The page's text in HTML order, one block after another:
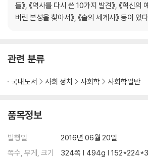
들》, 《역사를 다시 쓴 10가지 발견》, 《혁신의
버린 본성을 찾아서》, 《술의 세계사》 등이 있
관련 분류
국내도서 사회 정치 사회학 사회학일반
품목정보
발행일
2016년 06월 20일
쪽수, 무게, 크기
324쪽 | 494g |